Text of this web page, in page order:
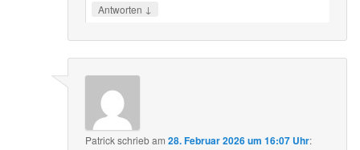
Antworten ↓
Patrickschriebam28. Februar 2026 um 16:07 Uhr: